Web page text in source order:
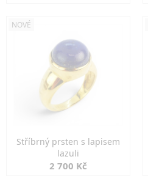
NOVÉ
Stříbrný prsten s lapisem
lazuli
2 700 Kč